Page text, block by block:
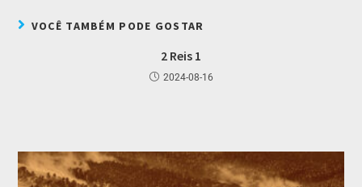
VOCÊ TAMBÉM PODE GOSTAR
2 Reis 1
2024-08-16